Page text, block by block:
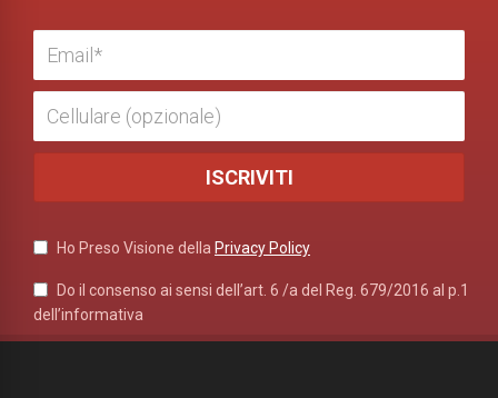
Ho Preso Visione della Privacy Policy
Do il consenso ai sensi dell’art. 6 /a del Reg. 679/2016 al p.1
dell’informativa